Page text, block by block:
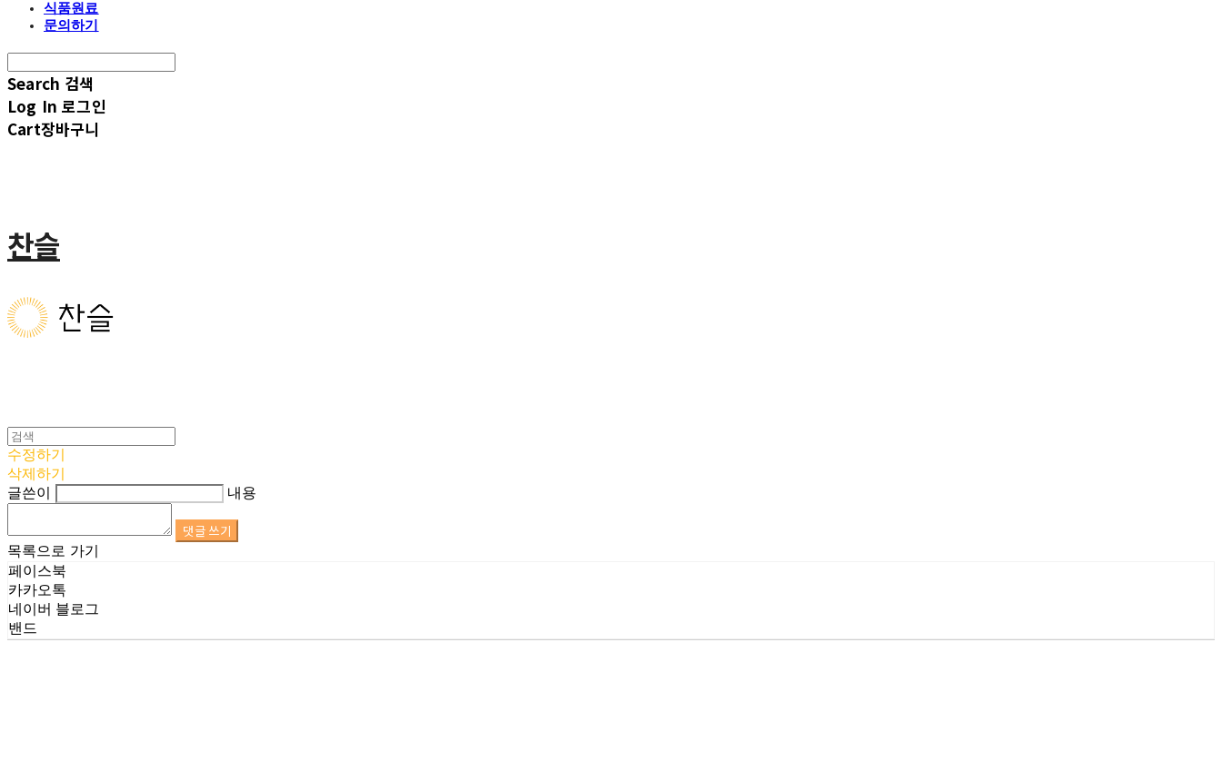
식품원료
문의하기
Search 검색
Log In 로그인
Cart장바구니
찬슬
수정하기
삭제하기
글쓴이
내용
댓글 쓰기
목록으로 가기
페이스북
카카오톡
네이버 블로그
밴드